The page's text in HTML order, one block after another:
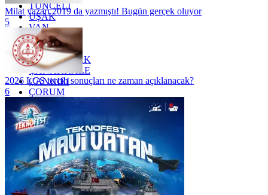
TUNCELİ
UŞAK
VAN
YALOVA
YOZGAT
ZONGULDAK
ÇANAKKALE
ÇANKIRI
ÇORUM
İSTANBUL
İZMİR
ŞANLIURFA
ŞIRNAK
Milat yazarı 2019 da yazmıştı! Bugün gerçek oluyor
5
2026 LGS tercih sonuçları ne zaman açıklanacak?
6